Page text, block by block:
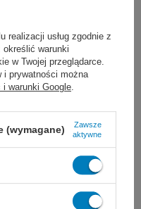
się, ale
stopniowej
Z tego względu
tam, gdzie
tkanki. Nie
pacjentów
realizacji usług zgodnie z
określić warunki
w Twojej przeglądarce.
i prywatności można
i warunki Google
(wymagane)
Zawsze
aktywne